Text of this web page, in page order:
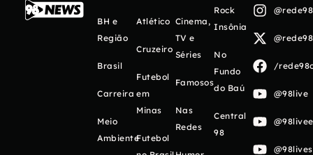
BH e
Região
Brasil
Carreira
Meio
Ambiente
Atlético
Cruzeiro
Futebol
em
Minas
Futebol
Cinema,
TV e
Séries
Famosos
Nas
Redes
Rock
Insônia
No
Fundo
do Baú
Central
98
/
@98live